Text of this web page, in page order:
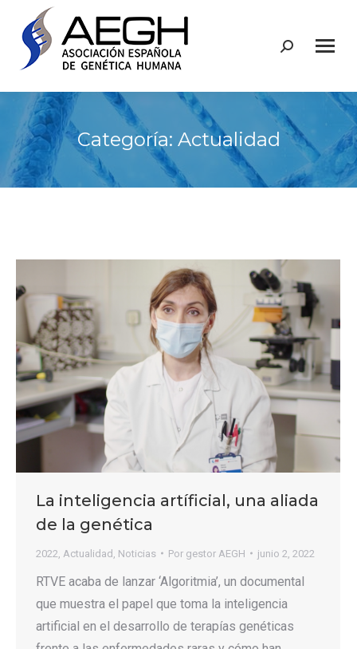
Buscar:
Categoría: Actualidad
La inteligencia artíficial, una aliada
de la genética
2022 Actualidad Noticias Por gestor AEGH junio 2, 2022
RTVE acaba de lanzar ‘Algoritmia’, un documental
que muestra el papel que toma la inteligencia
artificial en el desarrollo de terapías genéticas